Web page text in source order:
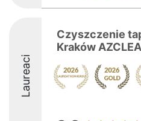
Laureaci
Czyszczenie
Kraków